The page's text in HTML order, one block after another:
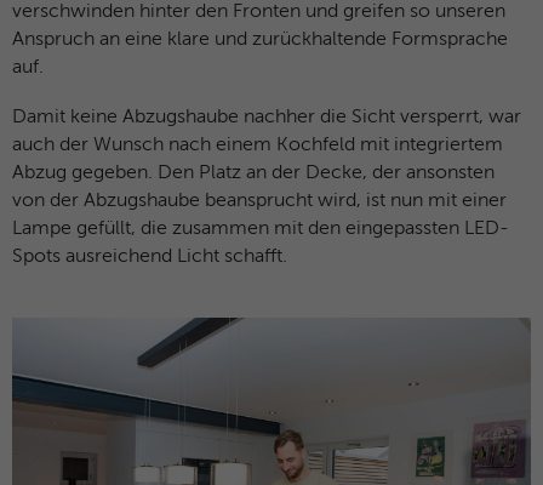
verschwinden hinter den Fronten und greifen so unseren
Anspruch an eine klare und zurückhaltende Formsprache
auf.
Damit keine Abzugshaube nachher die Sicht versperrt, war
auch der Wunsch nach einem Kochfeld mit integriertem
Abzug gegeben. Den Platz an der Decke, der ansonsten
von der Abzugshaube beansprucht wird, ist nun mit einer
Lampe gefüllt, die zusammen mit den eingepassten LED-
Spots ausreichend Licht schafft.